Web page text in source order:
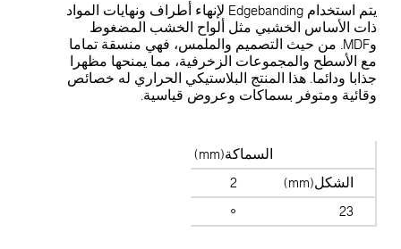
يتم استخدام Edgebanding لإنهاء أطراف ونهايات المواد
الأساس الخشبي مثل ألواح الخشب المضغوط
وMDF. من حيث التصميم والملمس، فهي منسقة تماما
الأسطح والمجموعات الزخرفية، مما يمنحها مظهرا
ودائما. هذا المنتج البلاستيكي الحراري له خصائص
ومتوفر بسماكات وعروض قياسية.
السماكة(mm)
الشكل(mm)